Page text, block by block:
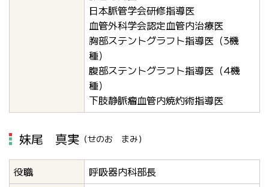
日本脈管学会研修指導医
血管外科学会認定血管内治療医
胸部ステントグラフト指導医（3機
種）
腹部ステントグラフト指導医（4機
種）
下肢静脈瘤血管内焼灼術指導医
妹尾 真実 （せのお まみ）
役職 呼吸器内科部長